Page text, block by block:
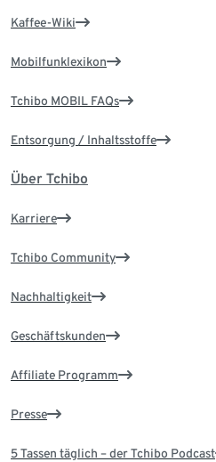
Kaffee-Wiki
Mobilfunklexikon
Tchibo MOBIL FAQs
Entsorgung / Inhaltsstoffe
Über Tchibo
Karriere
Tchibo Community
Nachhaltigkeit
Geschäftskunden
Affiliate Programm
Presse
5 Tassen täglich – der Tchibo Podcast